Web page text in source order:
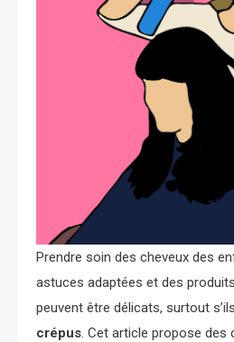
Prendre soin des cheveux des
astuces adaptées et des
peuvent être délicats, surtout
crépus . Cet article propose